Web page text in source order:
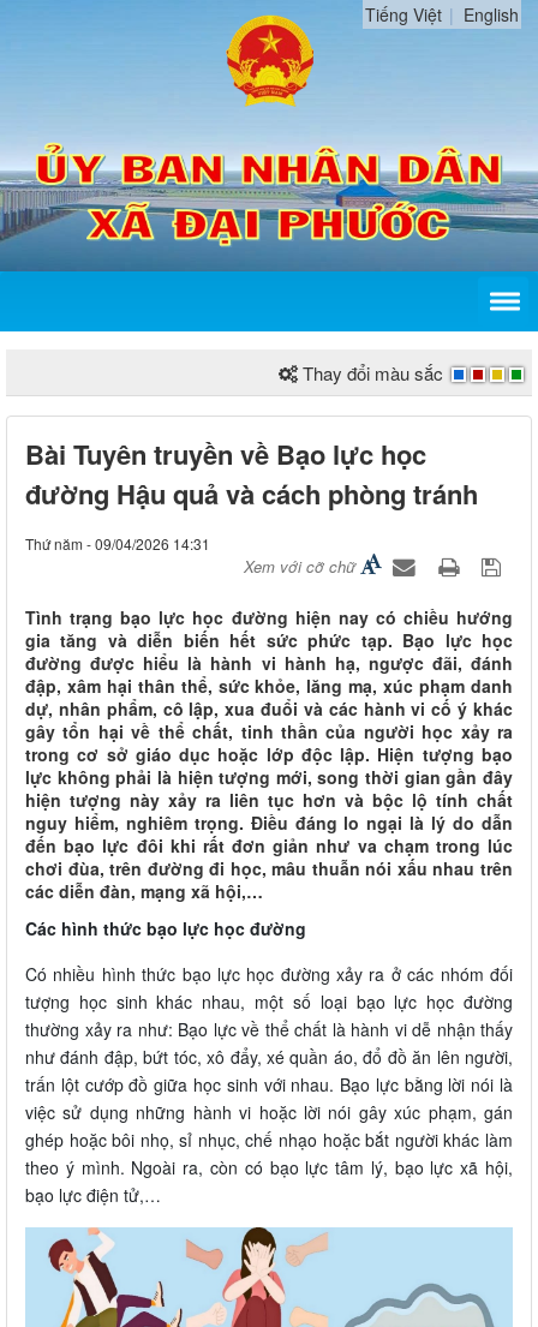
Tiếng Việt English
Thay đổi màu sắc
Bài Tuyên truyền về Bạo lực học
đường Hậu quả và cách phòng tránh
Thứ năm - 09/04/2026 14:31
Xem với cỡ chữ
Tình trạng bạo lực học đường hiện nay có chiều hướng
gia tăng và diễn biến hết sức phức tạp. Bạo lực học
đường được hiểu là hành vi hành hạ, ngược đãi, đánh
đập, xâm hại thân thể, sức khỏe, lăng mạ, xúc phạm danh
dự, nhân phẩm, cô lập, xua đuổi và các hành vi cố ý khác
gây tổn hại về thể chất, tinh thần của người học xảy ra
trong cơ sở giáo dục hoặc lớp độc lập. Hiện tượng bạo
lực không phải là hiện tượng mới, song thời gian gần đây
hiện tượng này xảy ra liên tục hơn và bộc lộ tính chất
nguy hiểm, nghiêm trọng. Điều đáng lo ngại là lý do dẫn
đến bạo lực đôi khi rất đơn giản như va chạm trong lúc
chơi đùa, trên đường đi học, mâu thuẫn nói xấu nhau trên
các diễn đàn, mạng xã hội,…
Các hình thức bạo lực học đường
Có nhiều hình thức bạo lực học đường xảy ra ở các nhóm đối
tượng học sinh khác nhau, một số loại bạo lực học đường
thường xảy ra như: Bạo lực về thể chất là hành vi dễ nhận thấy
như đánh đập, bứt tóc, xô đẩy, xé quần áo, đổ đồ ăn lên người,
trấn lột cướp đồ giữa học sinh với nhau. Bạo lực bằng lời nói là
việc sử dụng những hành vi hoặc lời nói gây xúc phạm, gán
ghép hoặc bôi nhọ, sỉ nhục, chế nhạo hoặc bắt người khác làm
theo ý mình. Ngoài ra, còn có bạo lực tâm lý, bạo lực xã hội,
bạo lực điện tử,…